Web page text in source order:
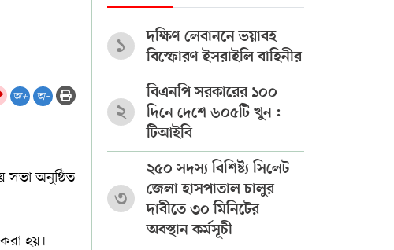
অ+ অ-
সভা অনুষ্ঠিত
হয়।
১
দক্ষিণ লেবাননে ভয়াবহ
বিস্ফোরণ ইসরাইলি বাহিনীর
২
বিএনপি সরকারের ১০০
দিনে দেশে ৬০৫টি খুন :
টিআইবি
৩
২৫০ সদস্য বিশিষ্ট্য সিলেট
জেলা হাসপাতাল চালুর
দাবীতে ৩০ মিনিটের
অবস্থান কর্মসূচী